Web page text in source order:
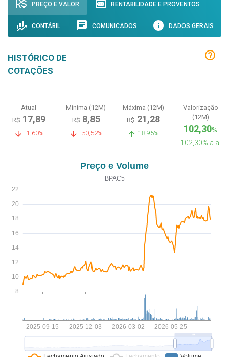
PREÇO E VALOR RENTABILIDADE E PROVENTOS
CONTÁBIL COMUNICADOS DADOS GERAIS
HISTÓRICO DE
COTAÇÕES
Atual
R$ 17,89
-1,60%
Mínima (12M)
R$ 8,85
-50,52%
Máxima (12M)
R$ 21,28
18,95%
Valorização
(12M)
102,30%
102,30% a.a.